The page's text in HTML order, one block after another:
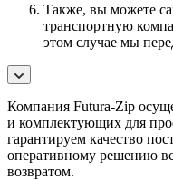
Также, вы можете
транспортную
этом случае мы
Компания Futura-Zip
и комплектующих для
гарантируем качество
оперативному решению
возвратом.